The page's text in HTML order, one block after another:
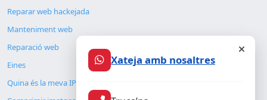
Reparar web hackejada
Manteniment web
Reparació web
Eines
Quina és la meva IP
Xateja amb nosaltres